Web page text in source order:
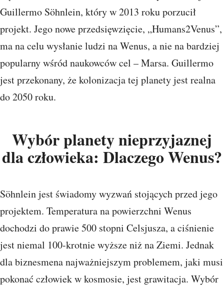
Guillermo Söhnlein, który w 2013 roku porzucił
projekt. Jego nowe przedsięwzięcie, „Humans2Venus”,
ma na celu wysłanie ludzi na Wenus, a nie na bardziej
popularny wśród naukowców cel – Marsa. Guillermo
jest przekonany, że kolonizacja tej planety jest realna
do 2050 roku.
Wybór planety nieprzyjaznej
dla człowieka: Dlaczego Wenus?
Söhnlein jest świadomy wyzwań stojących przed jego
projektem. Temperatura na powierzchni Wenus
dochodzi do prawie 500 stopni Celsjusza, a ciśnienie
jest niemal 100-krotnie wyższe niż na Ziemi. Jednak
dla biznesmena najważniejszym problemem, jaki musi
pokonać człowiek w kosmosie, jest grawitacja. Wybór